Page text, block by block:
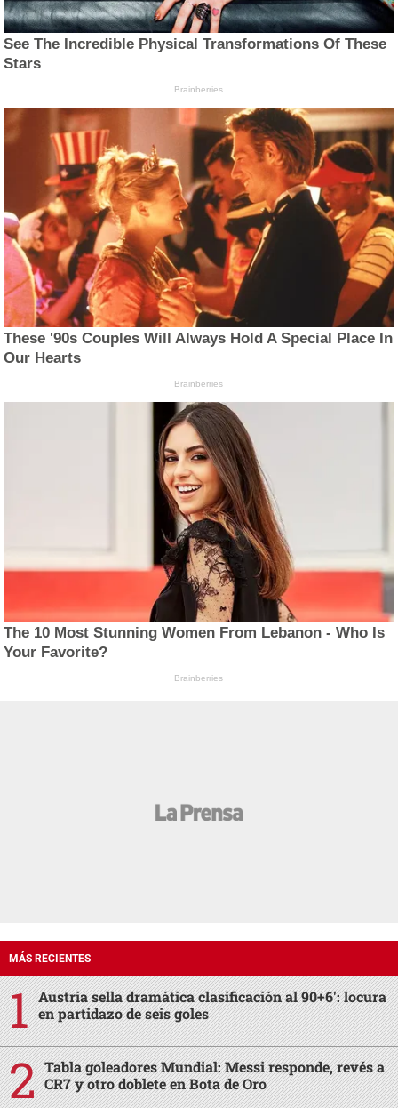
See The Incredible Physical Transformations Of These
Stars
Brainberries
These '90s Couples Will Always Hold A Special Place In
Our Hearts
Brainberries
The 10 Most Stunning Women From Lebanon - Who Is
Your Favorite?
Brainberries
MÁS RECIENTES
Austria sella dramática clasificación al 90+6': locura
en partidazo de seis goles
Tabla goleadores Mundial: Messi responde, revés a
CR7 y otro doblete en Bota de Oro